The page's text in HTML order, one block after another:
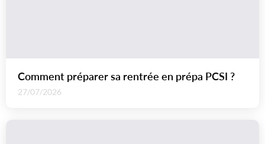
Comment préparer sa rentrée en prépa PCSI ?
27/07/2026